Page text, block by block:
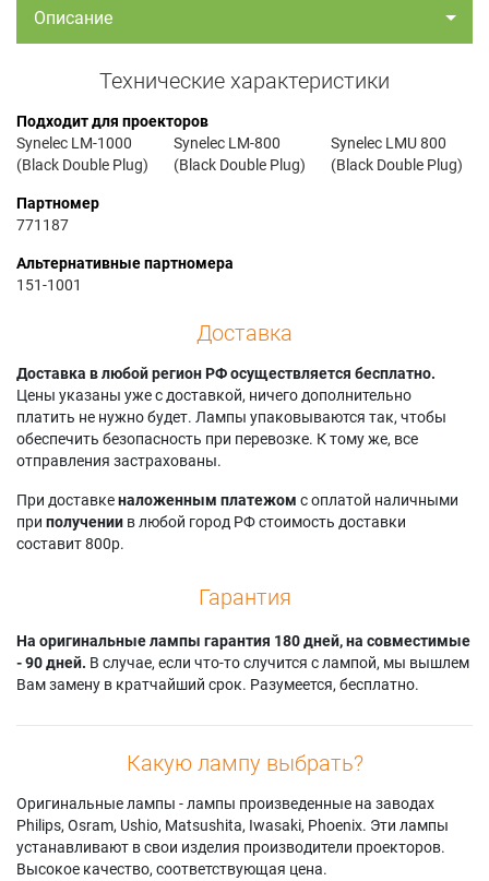
Описание
Технические характеристики
Подходит для проекторов
Synelec LM-1000
(Black Double Plug)
Synelec LM-800
(Black Double Plug)
Synelec LMU 800
(Black Double Plug)
Партномер
771187
Альтернативные партномера
151-1001
Доставка
Доставка в любой регион РФ осуществляется бесплатно.
Цены указаны уже с доставкой, ничего дополнительно
платить не нужно будет. Лампы упаковываются так, чтобы
обеспечить безопасность при перевозке. К тому же, все
отправления застрахованы.
При доставкеналоженным платежом с оплатой наличными
при получении в любой город РФ стоимость доставки
составит 800р.
Гарантия
На оригинальные лампы гарантия 180 дней, на совместимые
- 90 дней. В случае, если что-то случится с лампой, мы вышлем
Вам замену в кратчайший срок. Разумеется, бесплатно.
Какую лампу выбрать?
Оригинальные лампы - лампы произведенные на заводах
Philips, Osram, Ushio, Matsushita, Iwasaki, Phoenix. Эти лампы
устанавливают в свои изделия производители проекторов.
Высокое качество, соответствующая цена.